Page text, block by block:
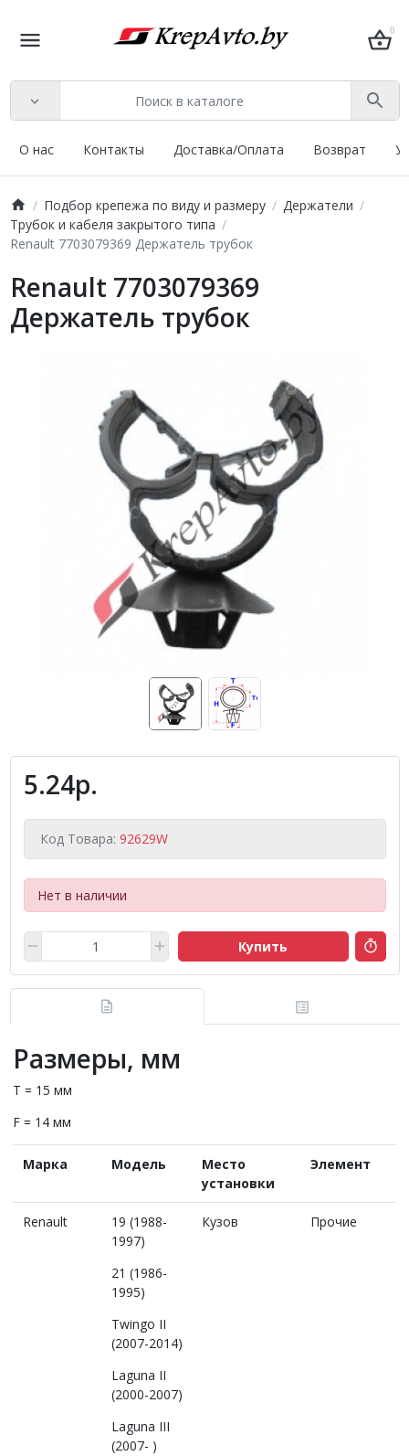
0
О нас Контакты Доставка/Оплата Возврат
Подбор крепежа по виду и размеру
Держатели
Трубок и кабеля закрытого типа
Renault 7703079369 Держатель трубок
Renault 7703079369
Держатель трубок
5.24р.
Код Товара: 92629W
Нет в наличии
Купить
Размеры, мм
T = 15 мм
F = 14 мм
Марка Модель
Место
установки
Элемент
Renault
19 (1988-
1997)
21 (1986-
1995)
Twingo II
(2007-2014)
Laguna II
(2000-2007)
Laguna III
(2007- )
Кузов Прочие